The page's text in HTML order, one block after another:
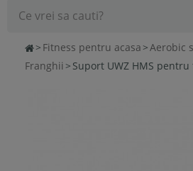
> Fitness pentru acasa >Aerobic
Franghii > Suport UWZ HMS